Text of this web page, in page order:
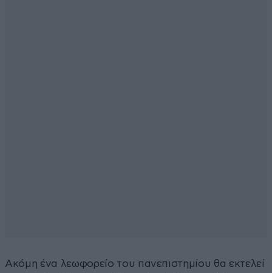
Ακόμη ένα λεωφορείο του πανεπιστημίου θα εκτελεί